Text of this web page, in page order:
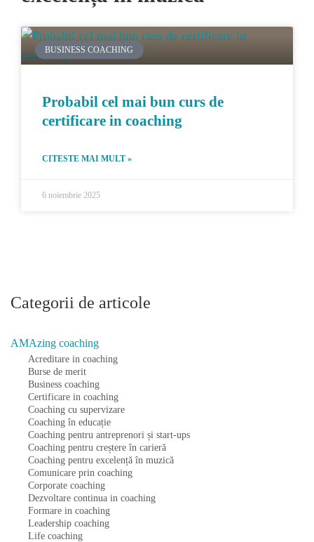
BUSINESS COACHING
Probabil cel mai bun curs de
certificare in coaching
CITESTE MAI MULT »
6 noiembrie 2025
Categorii de articole
AMAzing coaching
Acreditare in coaching
Burse de merit
Business coaching
Certificare in coaching
Coaching cu supervizare
Coaching în educație
Coaching pentru antreprenori și start-ups
Coaching pentru creștere în carieră
Coaching pentru excelență în muzică
Comunicare prin coaching
Corporate coaching
Dezvoltare continua in coaching
Formare in coaching
Leadership coaching
Life coaching